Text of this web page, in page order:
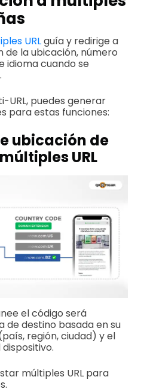
URLguía y redirige a
de la ubicación, número
idioma cuando se
URL, puedes generar
para estas funciones:
ubicación de
URL
el código será
de destino basada en su
región, ciudad) y el
múltiples URL para